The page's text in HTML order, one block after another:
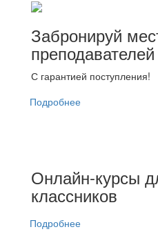
Забронируй
С гарантией поступления!
Подробнее
Онлайн-курсы
классников
Подробнее